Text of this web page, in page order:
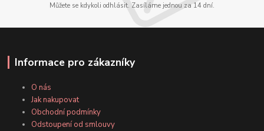
Můžete se kdykoli odhlásit. Zasíláme jednou za 14 dní.
Informace pro zákazníky
O nás
Jak nakupovat
Obchodní podmínky
Odstoupení od smlouvy